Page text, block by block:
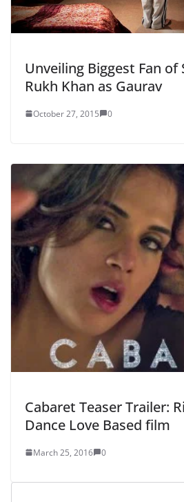
Unveiling Biggest Fan of
Rukh Khan as Gaurav
October 27, 2015 0
Cabaret Teaser Trailer:
Dance Love Based film
March 25, 2016 0